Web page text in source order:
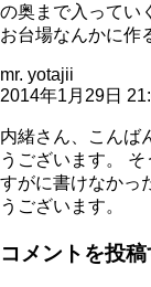
の奥まで入ってい
お台場なんかに作
mr. yotajii
2014年1月29日
内緒さん、こんば
うございます。
すがに書けなかっ
うございます。
コメントを投稿